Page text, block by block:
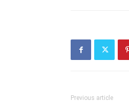
Previous article